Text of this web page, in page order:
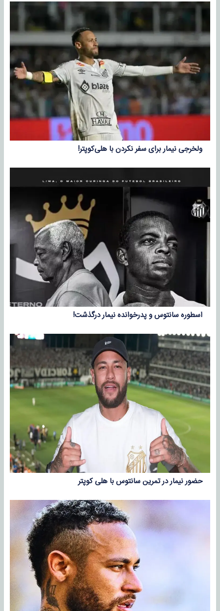
ولخرجی نیمار برای سفر نکردن با هلی‌کوپتر!
اسطوره سانتوس و پدرخوانده نیمار درگذشت!
حضور نیمار در تمرین سانتوس با هلی کوپتر